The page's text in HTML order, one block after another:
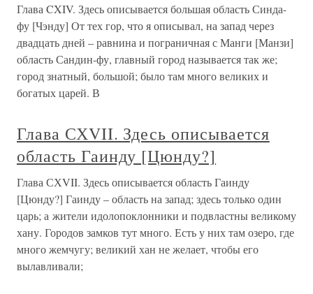
Глава CXIV. Здесь описывается большая область Синда-
фу [Чэнду] От тех гор, что я описывал, на запад через
двадцать дней – равнина и пограничная с Манги [Манзи]
область Сандин-фу, главный город называется так же;
город знатный, большой; было там много великих и
богатых царей. В
Глава СХVII. Здесь описывается
область Гаинду [Цюнду?]
Глава СХVII. Здесь описывается область Гаинду
[Цюнду?] Гаинду – область на запад; здесь только один
царь; а жители идолопоклонники и подвластны великому
хану. Городов замков тут много. Есть у них там озеро, где
много жемчугу; великий хан не желает, чтобы его
вылавливали;